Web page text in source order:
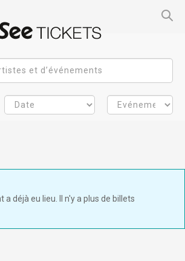
a déjà eu lieu. Il n'y a plus de billets